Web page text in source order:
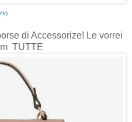
)
di Accessorize! Le vorrei
TUTTE